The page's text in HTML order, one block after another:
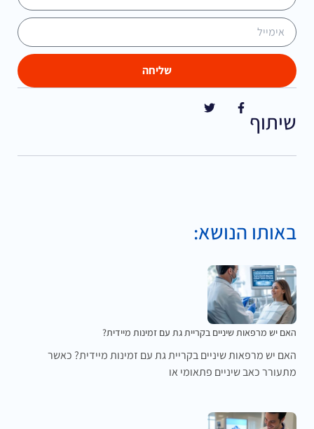
שליחה
שיתוף
באותו הנושא:
האם יש מרפאות שיניים בקריית גת עם זמינות מיידית?
האם יש מרפאות שיניים בקריית גת עם זמינות מיידית? כאשר
מתעורר כאב שיניים פתאומי או